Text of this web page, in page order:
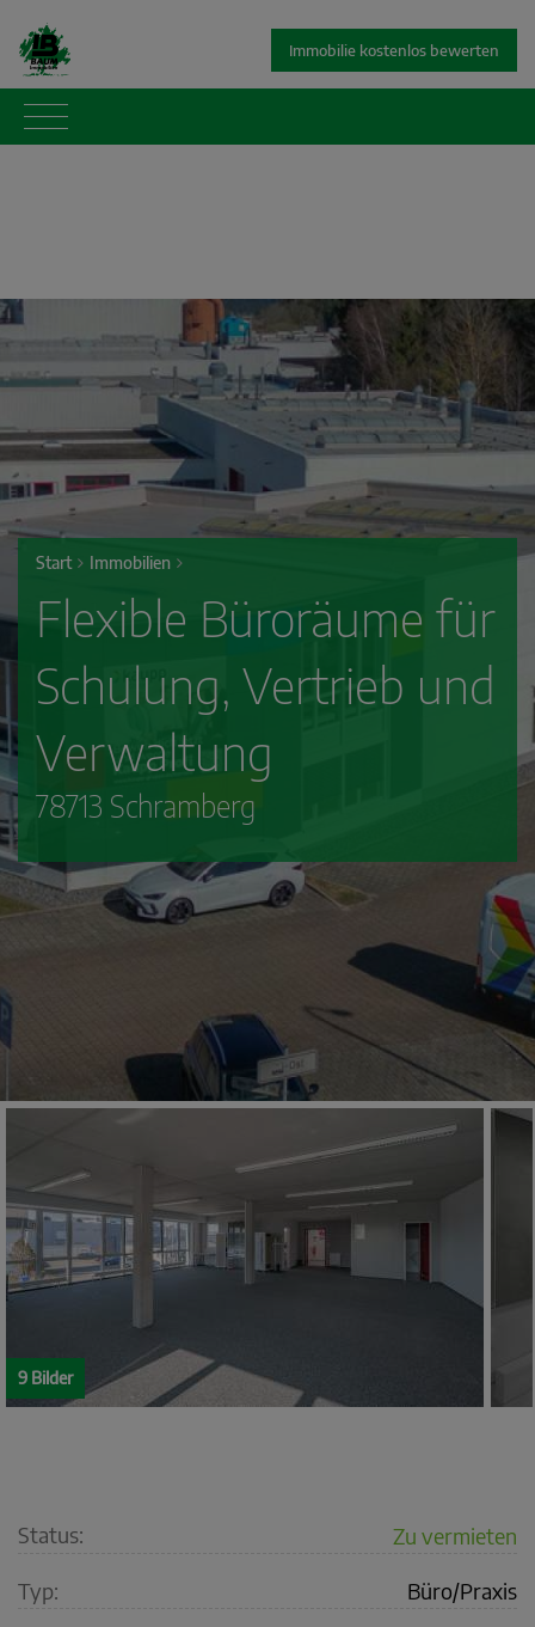
Immobilie kostenlos bewerten
Start Immobilien
Flexible Büroräume für
Schulung, Vertrieb und
Verwaltung
78713 Schramberg
9 Bilder
Status: Zu vermieten
Typ: Büro/Praxis